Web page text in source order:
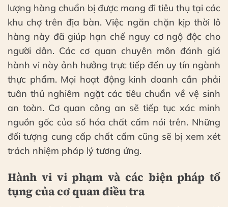
lượng hàng chuẩn bị được mang đi tiêu thụ tại các
khu chợ trên địa bàn. Việc ngăn chặn kịp thời lô
hàng này đã giúp hạn chế nguy cơ ngộ độc cho
người dân. Các cơ quan chuyên môn đánh giá
hành vi này ảnh hưởng trực tiếp đến uy tín ngành
thực phẩm. Mọi hoạt động kinh doanh cần phải
tuân thủ nghiêm ngặt các tiêu chuẩn về vệ sinh
an toàn. Cơ quan công an sẽ tiếp tục xác minh
nguồn gốc của số hóa chất cấm nói trên. Những
đối tượng cung cấp chất cấm cũng sẽ bị xem xét
trách nhiệm pháp lý tương ứng.
Hành vi vi phạm và các biện pháp tố
tụng của cơ quan điều tra